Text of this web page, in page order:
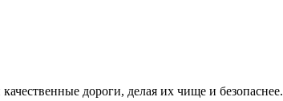
дороги, делая их чище и безопаснее.